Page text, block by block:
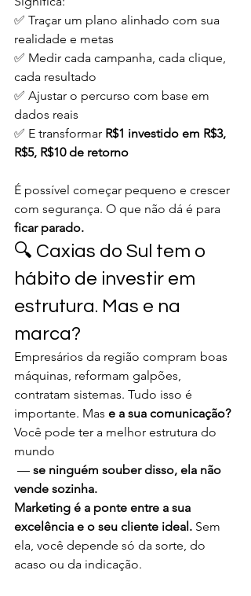
✅ Traçar um plano alinhado com sua
realidade e metas
✅ Medir cada campanha, cada clique,
cada resultado
✅ Ajustar o percurso com base em
dados reais
✅ E transformar R$1 investido em R$3,
R$5, R$10 de retorno
É possível começar pequeno e crescer
com segurança. O que não dá é para
ficar parado.
🔍 Caxias do Sul tem o
hábito de investir em
estrutura. Mas e na
marca?
Empresários da região compram boas
máquinas, reformam galpões,
contratam sistemas. Tudo isso é
importante. Mas e a sua comunicação?
Você pode ter a melhor estrutura do
mundo
— se ninguém souber disso, ela não
vende sozinha.
Marketing é a ponte entre a sua
excelência e o seu cliente ideal. Sem
ela, você depende só da sorte, do
acaso ou da indicação.